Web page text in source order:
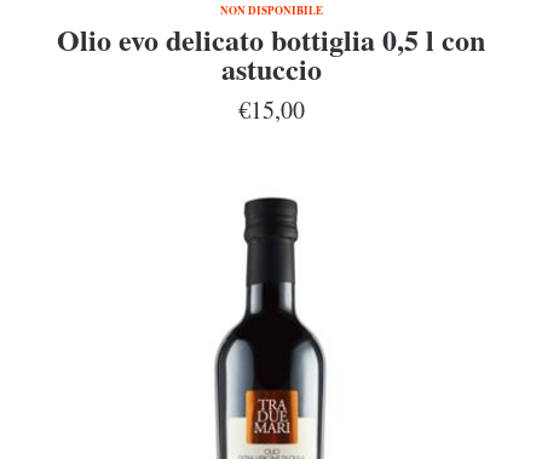
NON DISPONIBILE
Olio evo delicato bottiglia 0,5 l con
astuccio
€15,00